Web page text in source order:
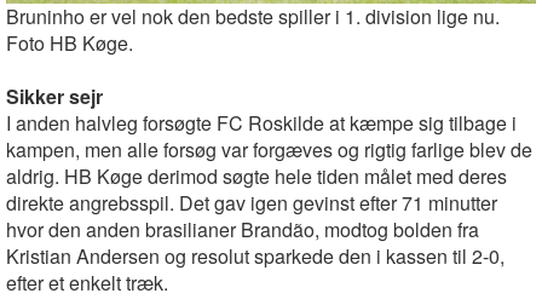
Bruninho er vel nok den bedste spiller i 1. division lige nu.
Foto HB Køge.
Sikker sejr
I anden halvleg forsøgte FC Roskilde at kæmpe sig tilbage i
kampen, men alle forsøg var forgæves og rigtig farlige blev de
aldrig. HB Køge derimod søgte hele tiden målet med deres
direkte angrebsspil. Det gav igen gevinst efter 71 minutter
hvor den anden brasilianer Brandão, modtog bolden fra
Kristian Andersen og resolut sparkede den i kassen til 2-0,
efter et enkelt træk.